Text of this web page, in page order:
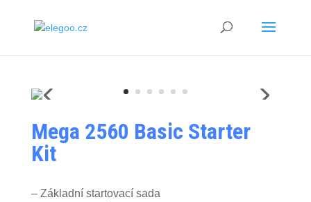
Mega 2560 Basic Starter
Kit
– Základní startovací sada